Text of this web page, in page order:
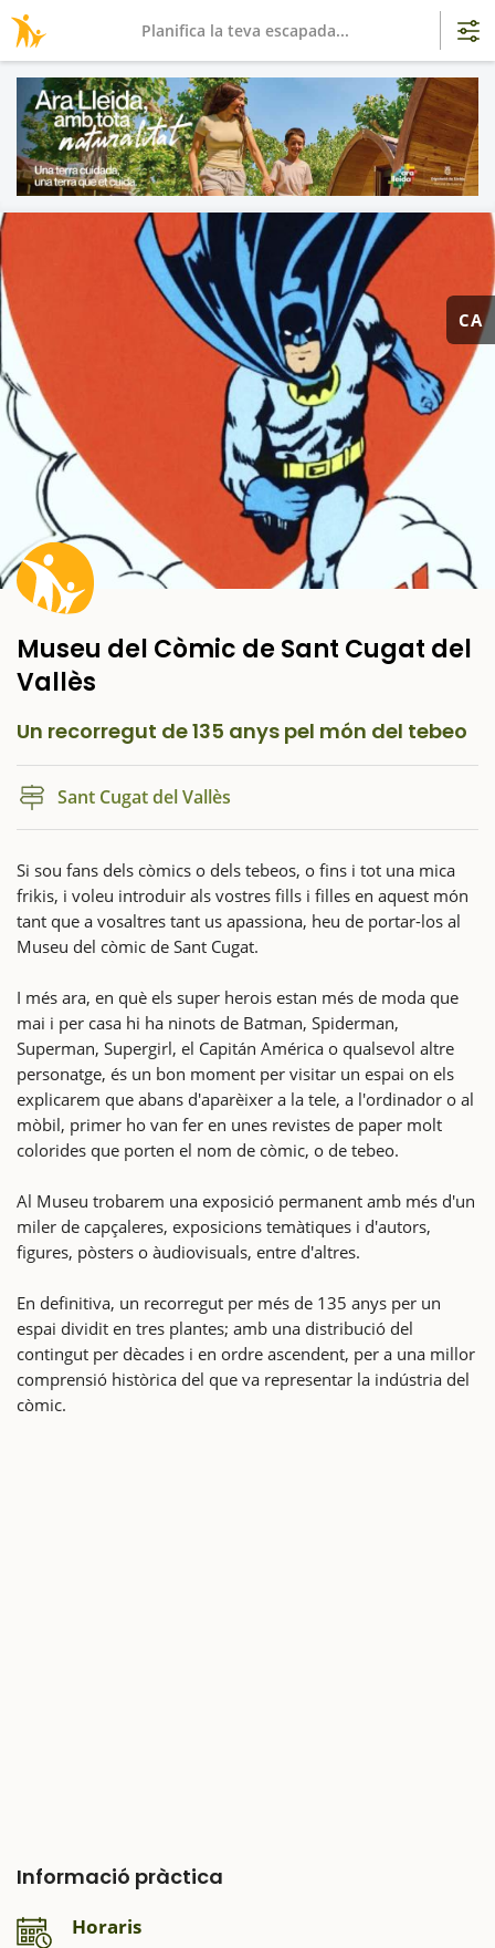
CA
Museu del Còmic de Sant Cugat del
Vallès
Un recorregut de 135 anys pel món del tebeo
Sant Cugat del Vallès
Si sou fans dels còmics o dels tebeos, o fins i tot una mica
frikis, i voleu introduir als vostres fills i filles en aquest món
tant que a vosaltres tant us apassiona, heu de portar-los al
Museu del còmic de Sant Cugat.
I més ara, en què els super herois estan més de moda que
mai i per casa hi ha ninots de Batman, Spiderman,
Superman, Supergirl, el Capitán América o qualsevol altre
personatge, és un bon moment per visitar un espai on els
explicarem que abans d'aparèixer a la tele, a l'ordinador o al
mòbil, primer ho van fer en unes revistes de paper molt
colorides que porten el nom de còmic, o de tebeo.
Al Museu trobarem una exposició permanent amb més d'un
miler de capçaleres, exposicions temàtiques i d'autors,
figures, pòsters o àudiovisuals, entre d'altres.
En definitiva, un recorregut per més de 135 anys per un
espai dividit en tres plantes; amb una distribució del
contingut per dècades i en ordre ascendent, per a una millor
comprensió històrica del que va representar la indústria del
còmic.
Informació pràctica
Horaris
Planifica la teva escapada...